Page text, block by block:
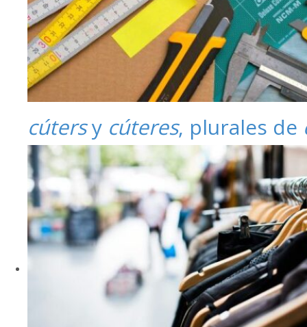
cútersy cúteres, plurales de